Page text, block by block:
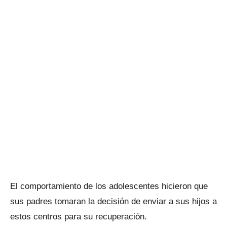
El comportamiento de los adolescentes hicieron que
sus padres tomaran la decisión de enviar a sus hijos a
estos centros para su recuperación.